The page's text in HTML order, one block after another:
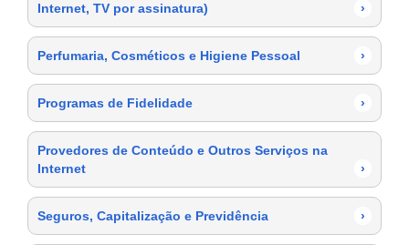
Internet, TV por assinatura)
›
Perfumaria, Cosméticos e Higiene Pessoal ›
Programas de Fidelidade ›
Provedores de Conteúdo e Outros Serviços na
Internet
›
Seguros, Capitalização e Previdência ›